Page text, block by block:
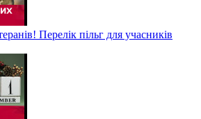
Перелік пільг для учасників